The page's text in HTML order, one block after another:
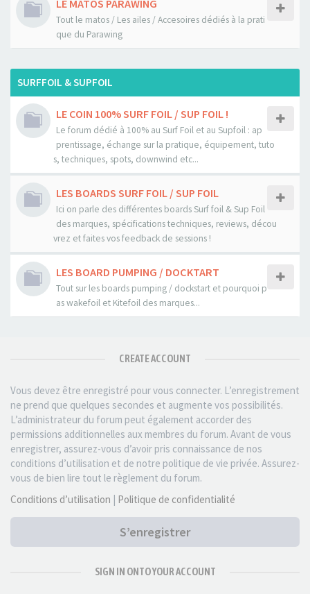
LE MATOS PARAWING
Tout le matos / Les ailes / Accesoires dédiés à la prati
que du Parawing
SURFFOIL & SUPFOIL
LE COIN 100% SURF FOIL / SUP FOIL !
Le forum dédié à 100% au Surf Foil et au Supfoil : ap
prentissage, échange sur la pratique, équipement, tuto
s, techniques, spots, downwind etc...
LES BOARDS SURF FOIL / SUP FOIL
Ici on parle des différentes boards Surf foil & Sup Foil
des marques, spécifications techniques, reviews, décou
vrez et faites vos feedback de sessions !
LES BOARD PUMPING / DOCKTART
Tout sur les boards pumping / dockstart et pourquoi p
as wakefoil et Kitefoil des marques...
CREATE ACCOUNT
Vous devez être enregistré pour vous connecter. L’enregistrement
ne prend que quelques secondes et augmente vos possibilités.
L’administrateur du forum peut également accorder des
permissions additionnelles aux membres du forum. Avant de vous
enregistrer, assurez-vous d’avoir pris connaissance de nos
conditions d’utilisation et de notre politique de vie privée. Assurez-
vous de bien lire tout le règlement du forum.
Conditions d’utilisation | Politique de confidentialité
S’enregistrer
SIGN IN ONTO YOUR ACCOUNT